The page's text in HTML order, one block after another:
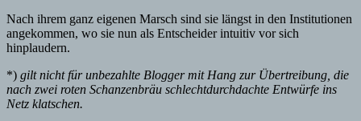
Nach ihrem ganz eigenen Marsch sind sie längst in den Institutionen
angekommen, wo sie nun als Entscheider intuitiv vor sich
hinplaudern.
*) gilt nicht für unbezahlte Blogger mit Hang zur Übertreibung, die
nach zwei roten Schanzenbräu schlechtdurchdachte Entwürfe ins
Netz klatschen.